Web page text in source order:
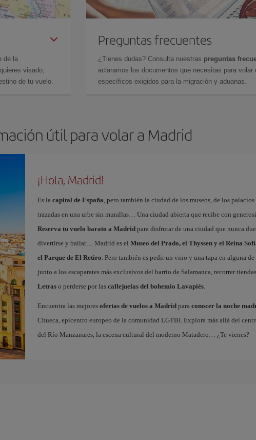
de la
visado,
de tu vuelo.
Preguntas frecuentes
¿Tienes dudas? Consulta nuestras preguntas
aclaramos los documentos que necesitas para
específicos exigidos para la migración y aduanas.
útil para volar a Madrid
¡Hola, Madrid!
Es la capital de España, pero también la ciudad de los museos, de los
trazadas en una urbe sin murallas… Una ciudad abierta que recibe con
Reserva tu vuelo barato a Madridpara disfrutar de una ciudad que nunca
divertirse y bailar… Madrid es el Museo del Prado, el Thyssen y el Reina
el Parque de El Retiro. Pero también es pedir un vino y una tapa en alguna de
junto a los escaparates más exclusivos del barrio de Salamanca, recorrer
Letraso perderse por las callejuelas del bohemio Lavapiés.
Encuentra las mejores ofertas de vuelos a Madridpara conocer la noche
Chueca, epicentro europeo de la comunidad LGTBI. Explora más allá del
del Río Manzanares, la escena cultural del moderno Matadero… ¿Te vienes?